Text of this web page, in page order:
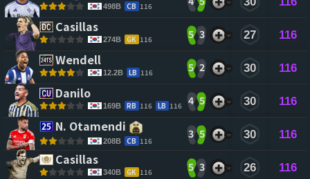
498B CB 116
Casillas
274B GK 116 5 3 27 116
Wendell
12.2B LB 116 5 2 30 116
Danilo
169B RB 116 LB 116 4 5 30 116
N. Otamendi
208B CB 116
3 5 30 116
Casillas
340B GK 116 5 3 26 116